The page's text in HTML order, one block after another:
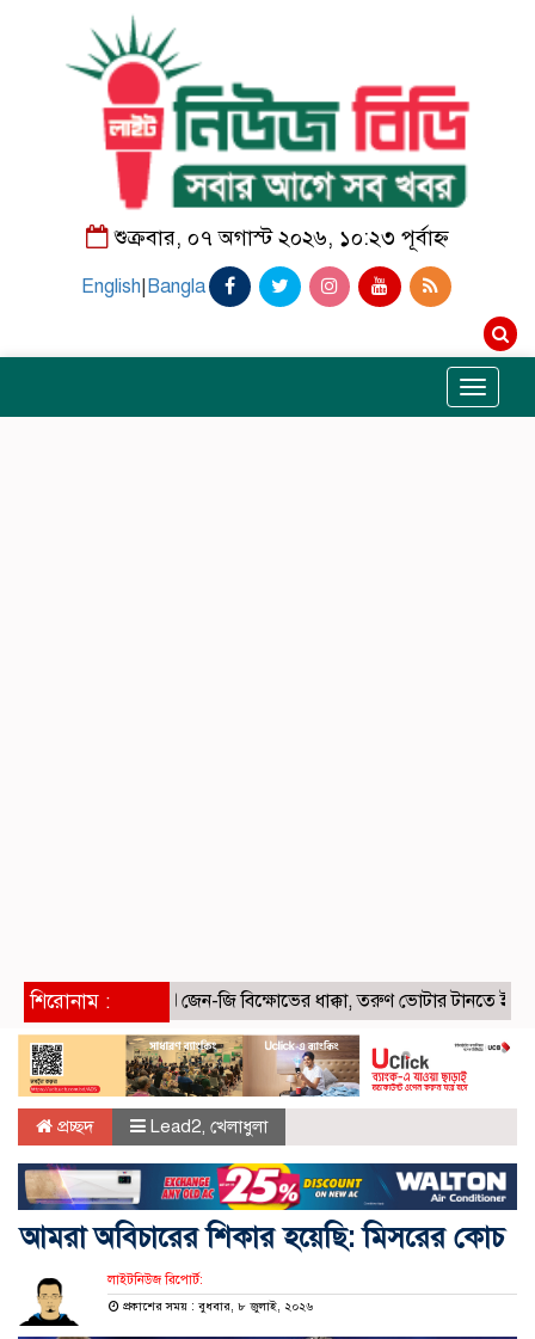
শুক্রবার, ০৭ অগাস্ট ২০২৬, ১০:২৩ পূর্বাহ্ন
English Bangla
Toggle
শিরোনাম : জেন-জি বিক্ষোভের ধাক্কা, তরুণ ভোটার টানতে
প্রচ্ছদ Lead2, খেলাধুলা
আমরা অবিচারের শিকার হয়েছি: মিসরের কোচ
লাইটনিউজ রিপোর্ট:
প্রকাশের সময় : বুধবার, ৮ জুলাই, ২০২৬